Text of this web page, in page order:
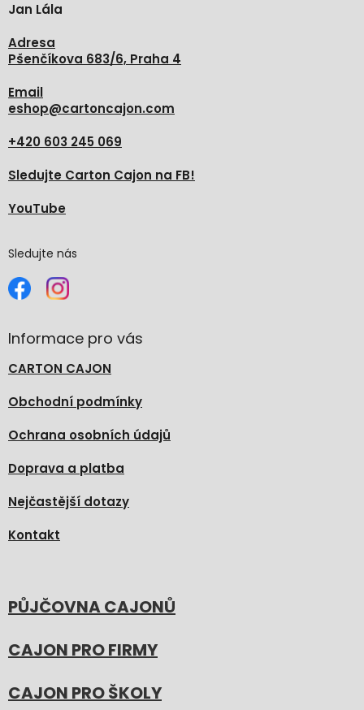
Jan Lála
Adresa
Pšenčíkova 683/6, Praha 4
Email
eshop@cartoncajon.com
+420 603 245 069
Sledujte Carton Cajon na FB!
YouTube
Sledujte nás
Informace pro vás
CARTON CAJON
Obchodní podmínky
Ochrana osobních údajů
Doprava a platba
Nejčastější dotazy
Kontakt
PŮJČOVNA CAJONŮ
CAJON PRO FIRMY
CAJON PRO ŠKOLY